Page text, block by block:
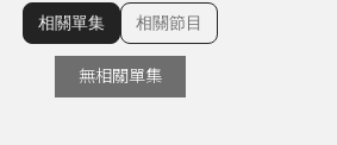
顯示相關單集
相關單集 相關節目
無相關單集